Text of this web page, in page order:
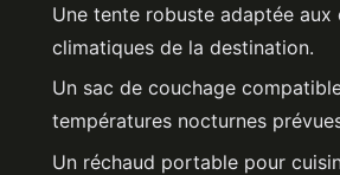
Une tente robuste adaptée aux
climatiques de la destination.
Un sac de couchage
températures nocturnes
Un réchaud portable pour